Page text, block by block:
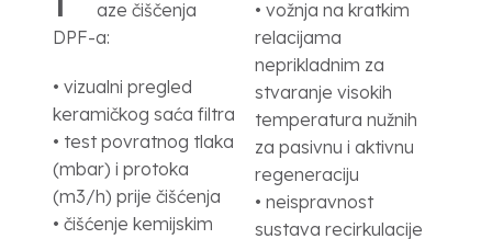
aze čiščenja
DPF-a:
• vizualni pregled
keramičkog saća filtra
• test povratnog tlaka
(mbar) i protoka
(m3/h) prije čišćenja
• čišćenje kemijskim
• vožnja na kratkim
relacijama
neprikladnim za
stvaranje visokih
temperatura nužnih
za pasivnu i aktivnu
regeneraciju
• neispravnost
sustava recirkulacije